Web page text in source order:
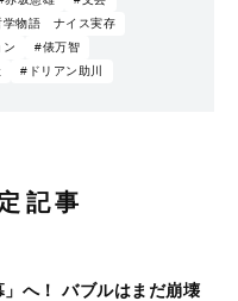
学物語 ナイス実存
ン
#俵万智
#ドリアン助川
記事
へ！ バブルはまだ崩壊